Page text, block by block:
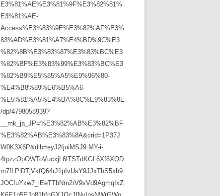
E3%81%AE%E3%81%9F%E3%82%81%
E3%81%AE-
Access%E3%83%9E%E3%82%AF%E3%
83%AD%E3%81%A7%E4%BD%9C%E3
%82%8B%E3%83%87%E3%83%BC%E3
%82%BF%E3%83%99%E3%83%BC%E3
%82%B9%E5%85%A5%E9%96%80-
%E4%B8%89%E6%B5%A6-
%E5%81%A5%E4%BA%8C%E9%83%8E
/dp/4798058939?
__mk_ja_JP=%E3%82%AB%E3%82%BF
%E3%82%AB%E3%83%8A&crid=1P37J
W0K3X6P&dib=eyJ2IjoiMSJ9.MY-i-
4tpzzOpOWToVucxjL6lTSTdKGL6Xf6XQD
m7fLPiDTjVkfQ64rJ1pIvUsY9JJxThS5xb9
JOCIuYzw7_lEeTTbNm2rV9vVd9AgmqIxZ